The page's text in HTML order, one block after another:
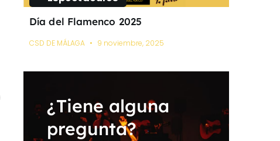
Día del Flamenco 2025
CSD DE MÁLAGA 9 noviembre, 2025
¿Tiene alguna
pregunta?